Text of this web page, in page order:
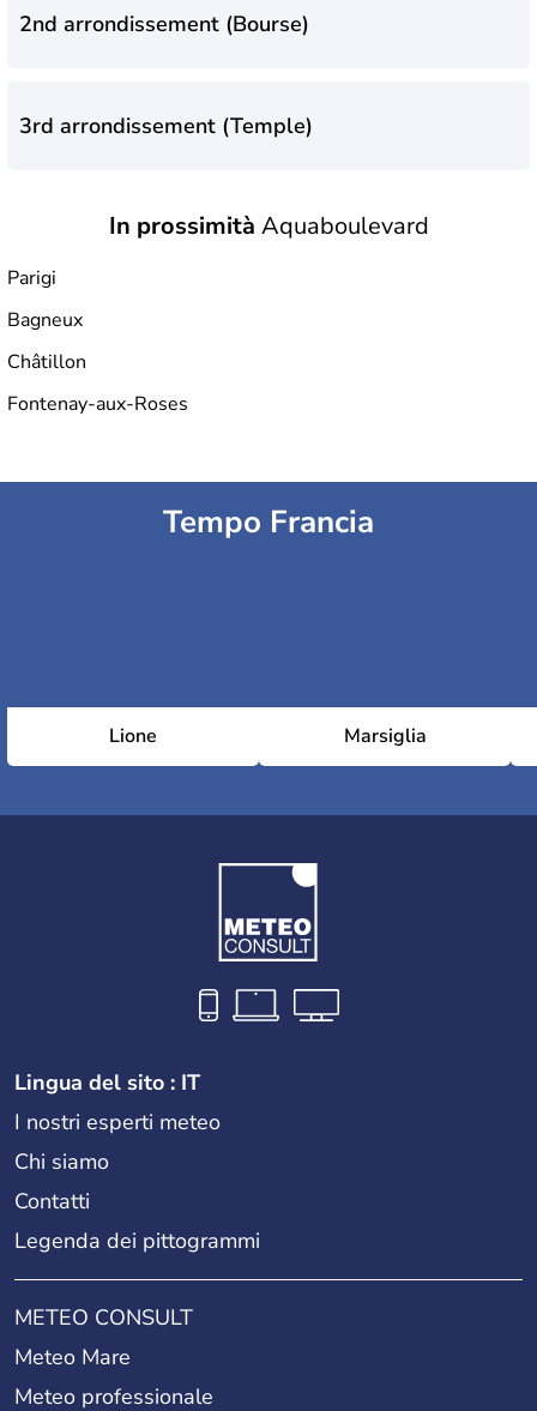
2nd arrondissement (Bourse)
3rd arrondissement (Temple)
4th arrondissement (Hôtel-de-Ville)
5th arrondissement (Panthéon)
7th arrondissement (Palais-Bourbon)
9th arrondissement (Opéra)
11th arrondissement (Popincourt)
14th arrondissement (Observatoire)
15th arrondissement (Vaugirard)
In prossimità Aquaboulevard
Parigi
Bagneux
Châtillon
Fontenay-aux-Roses
Tempo Francia
Lione Marsiglia
Lingua del sito : IT
I nostri esperti meteo
Chi siamo
Contatti
Legenda dei pittogrammi
METEO CONSULT
Meteo Mare
Meteo professionale